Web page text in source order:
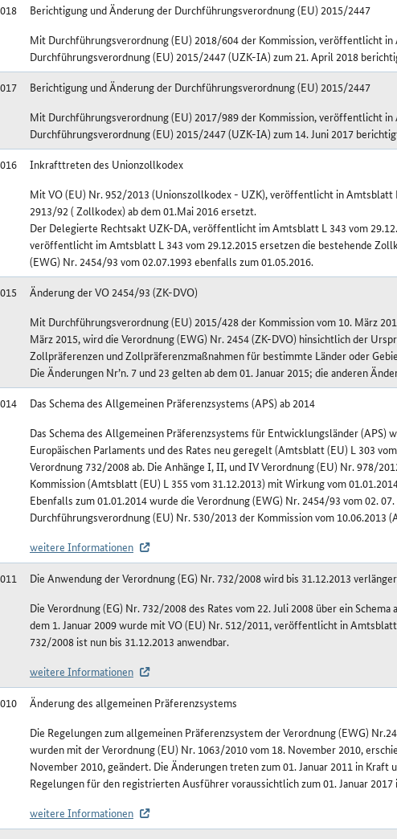
Berichtigung und Änderung der Durchführungsverordnung (EU) 2015/2447
Mit Durchführungsverordnung (EU) 2018/604 der Kommission, veröffentlicht
Durchführungsverordnung (EU) 2015/2447 (UZK-IA) zum 21. April 2018
Berichtigung und Änderung der Durchführungsverordnung (EU) 2015/2447
Mit Durchführungsverordnung (EU) 2017/989 der Kommission, veröffentlicht in
Durchführungsverordnung (EU) 2015/2447 (UZK-IA) zum 14. Juni 2017
Inkrafttreten des Unionzollkodex
Mit VO (EU) Nr. 952/2013 (Unionszollkodex - UZK), veröffentlicht in Amtsblatt
2913/92 ( Zollkodex) ab dem 01.Mai 2016 ersetzt.
Der Delegierte Rechtsakt UZK-DA, veröffentlicht im Amtsblatt L 343 vom
veröffentlicht im Amtsblatt L 343 vom 29.12.2015 ersetzen die bestehende
(EWG) Nr. 2454/93 vom 02.07.1993 ebenfalls zum 01.05.2016.
Änderung der VO 2454/93 (ZK-DVO)
Mit Durchführungsverordnung (EU) 2015/428 der Kommission vom 10. März
März 2015, wird die Verordnung (EWG) Nr. 2454 (ZK-DVO) hinsichtlich der
Zollpräferenzen und Zollpräferenzmaßnahmen für bestimmte Länder oder
Die Änderungen Nr’n. 7 und 23 gelten ab dem 01. Januar 2015; die anderen
Das Schema des Allgemeinen Präferenzsystems (APS) ab 2014
Das Schema des Allgemeinen Präferenzsystems für Entwicklungsländer (APS)
Europäischen Parlaments und des Rates neu geregelt (Amtsblatt (EU) L 303
Verordnung 732/2008 ab. Die Anhänge I, II, und IV Verordnung (EU) Nr. 978/
Kommission (Amtsblatt (EU) L 355 vom 31.12.2013) mit Wirkung vom
Ebenfalls zum 01.01.2014 wurde die Verordnung (EWG) Nr. 2454/93 vom 02.
Durchführungsverordnung (EU) Nr. 530/2013 der Kommission vom 10.06.2013
weitere Informationen
Die Anwendung der Verordnung (EG) Nr. 732/2008 wird bis 31.12.2013
Die Verordnung (EG) Nr. 732/2008 des Rates vom 22. Juli 2008 über ein
dem 1. Januar 2009 wurde mit VO (EU) Nr. 512/2011, veröffentlicht in
732/2008 ist nun bis 31.12.2013 anwendbar.
weitere Informationen
Änderung des allgemeinen Präferenzsystems
Die Regelungen zum allgemeinen Präferenzsystem der Verordnung (EWG)
wurden mit der Verordnung (EU) Nr. 1063/2010 vom 18. November 2010,
November 2010, geändert. Die Änderungen treten zum 01. Januar 2011 in
Regelungen für den registrierten Ausführer voraussichtlich zum 01. Januar
weitere Informationen